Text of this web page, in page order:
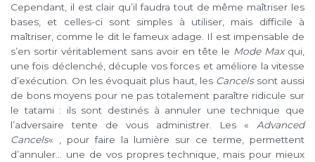
Cependant, il est clair qu’il faudra tout de même maîtriser les
bases, et celles-ci sont simples à utiliser, mais difficile à
maîtriser, comme le dit le fameux adage. Il est impensable de
s’en sortir véritablement sans avoir en tête le Mode Maxqui,
une fois déclenché, décuple vos forces et améliore la vitesse
d’exécution. On les évoquait plus haut, les Cancelssont aussi
de bons moyens pour ne pas totalement paraître ridicule sur
le tatami : ils sont destinés à annuler une technique que
l’adversaire tente de vous administrer. Les « Advanced
Cancels« , pour faire la lumière sur ce terme, permettent
d’annuler… une de vos propres technique, mais pour mieux